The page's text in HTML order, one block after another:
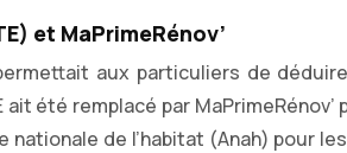
et MaPrimeRénov’
aux particuliers de
été remplacé par
nationale de l’habitat (Anah)